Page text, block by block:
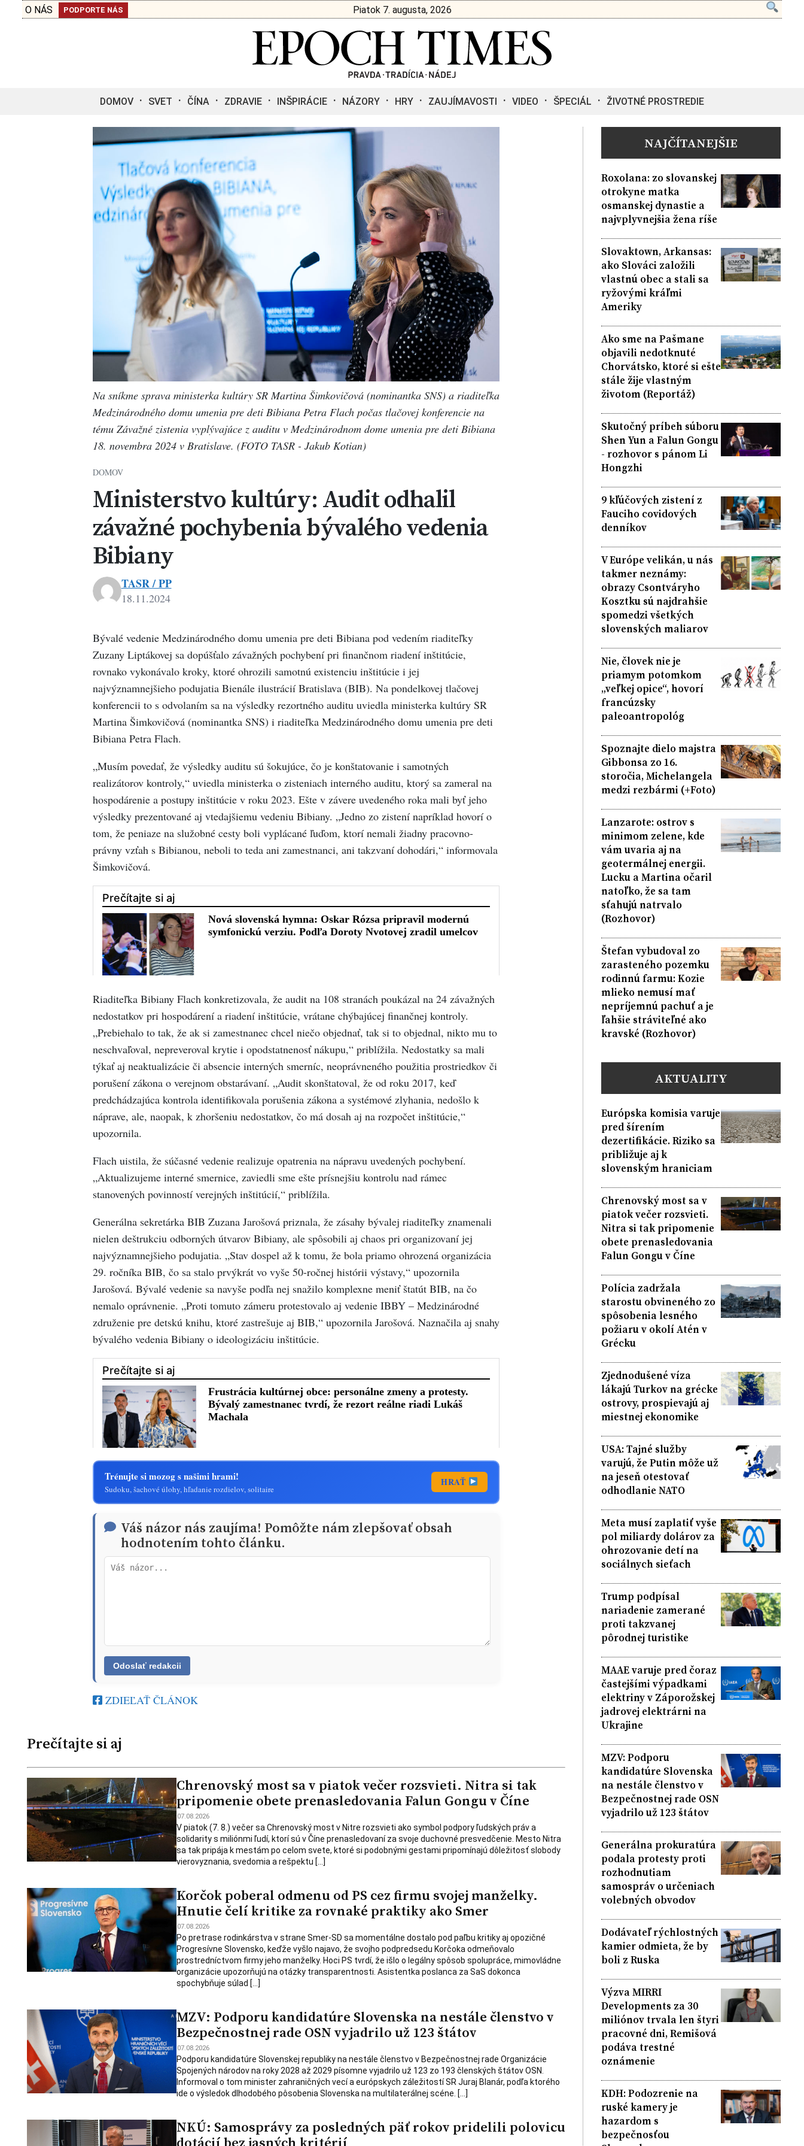
O NÁS PODPORTE NÁS Piatok 7. augusta, 2026
DOMOV SVET ČÍNA ZDRAVIE INŠPIRÁCIE NÁZORY HRY ZAUJÍMAVOSTI VIDEO ŠPECIÁL ŽIVOTNÉ PROSTREDIE
Na sníkme sprava ministerka kultúry SR Martina Šimkovičová (nominantka SNS) a riaditeľka
Medzinárodného domu umenia pre deti Bibiana Petra Flach počas tlačovej konferencie na
tému Závažné zistenia vyplývajúce z auditu v Medzinárodnom dome umenia pre deti Bibiana
18. novembra 2024 v Bratislave. (FOTO TASR - Jakub Kotian)
DOMOV
Ministerstvo kultúry: Audit odhalil
závažné pochybenia bývalého vedenia
Bibiany
TASR / PP
18.11.2024
Bývalé vedenie Medzinárodného domu umenia pre deti Bibiana pod vedením riaditeľky
Zuzany Liptákovej sa dopúšťalo závažných pochybení pri finančnom riadení inštitúcie,
rovnako vykonávalo kroky, ktoré ohrozili samotnú existenciu inštitúcie i jej
najvýznamnejšieho podujatia Bienále ilustrácií Bratislava (BIB). Na pondelkovej tlačovej
konferencii to s odvolaním sa na výsledky rezortného auditu uviedla ministerka kultúry SR
Martina Šimkovičová (nominantka SNS) i riaditeľka Medzinárodného domu umenia pre deti
Bibiana Petra Flach.
„Musím povedať, že výsledky auditu sú šokujúce, čo je konštatovanie i samotných
realizátorov kontroly,“ uviedla ministerka o zisteniach interného auditu, ktorý sa zameral na
hospodárenie a postupy inštitúcie v roku 2023. Ešte v závere uvedeného roka mali byť jeho
výsledky prezentované aj vtedajšiemu vedeniu Bibiany. „Jedno zo zistení napríklad hovorí o
tom, že peniaze na služobné cesty boli vyplácané ľuďom, ktorí nemali žiadny pracovno-
právny vzťah s Bibianou, neboli to teda ani zamestnanci, ani takzvaní dohodári,“ informovala
Šimkovičová.
Riaditeľka Bibiany Flach konkretizovala, že audit na 108 stranách poukázal na 24 závažných
nedostatkov pri hospodárení a riadení inštitúcie, vrátane chýbajúcej finančnej kontroly.
„Prebiehalo to tak, že ak si zamestnanec chcel niečo objednať, tak si to objednal, nikto mu to
neschvaľoval, nepreveroval krytie i opodstatnenosť nákupu,“ priblížila. Nedostatky sa mali
týkať aj neaktualizácie či absencie interných smerníc, neoprávneného použitia prostriedkov či
porušení zákona o verejnom obstarávaní. „Audit skonštatoval, že od roku 2017, keď
predchádzajúca kontrola identifikovala porušenia zákona a systémové zlyhania, nedošlo k
náprave, ale, naopak, k zhoršeniu nedostatkov, čo má dosah aj na rozpočet inštitúcie,“
upozornila.
Flach uistila, že súčasné vedenie realizuje opatrenia na nápravu uvedených pochybení.
„Aktualizujeme interné smernice, zaviedli sme ešte prísnejšiu kontrolu nad rámec
stanovených povinností verejných inštitúcií,“ priblížila.
Generálna sekretárka BIB Zuzana Jarošová priznala, že zásahy bývalej riaditeľky znamenali
nielen deštrukciu odborných útvarov Bibiany, ale spôsobili aj chaos pri organizovaní jej
najvýznamnejšieho podujatia. „Stav dospel až k tomu, že bola priamo ohrozená organizácia
29. ročníka BIB, čo sa stalo prvýkrát vo vyše 50-ročnej histórii výstavy,“ upozornila
Jarošová. Bývalé vedenie sa navyše podľa nej snažilo komplexne meniť štatút BIB, na čo
nemalo oprávnenie. „Proti tomuto zámeru protestovalo aj vedenie IBBY – Medzinárodné
združenie pre detskú knihu, ktoré zastrešuje aj BIB,“ upozornila Jarošová. Naznačila aj snahy
bývalého vedenia Bibiany o ideologizáciu inštitúcie.
Trénujte si mozog s našimi hrami!
Sudoku, šachové úlohy, hľadanie rozdielov, solitaire
HRAŤ
Váš názor nás zaujíma! Pomôžte nám zlepšovať obsah
hodnotením tohto článku.
ZDIEĽAŤ ČLÁNOK
Prečítajte si aj
Chrenovský most sa v piatok večer rozsvieti. Nitra si tak
pripomenie obete prenasledovania Falun Gongu v Číne
07.08.2026
V piatok (7. 8.) večer sa Chrenovský most v Nitre rozsvieti ako symbol podpory ľudských práv a
solidarity s miliónmi ľudí, ktorí sú v Číne prenasledovaní za svoje duchovné presvedčenie. Mesto Nitra
sa tak pripája k mestám po celom svete, ktoré si podobnými gestami pripomínajú dôležitosť slobody
vierovyznania, svedomia a rešpektu […]
Korčok poberal odmenu od PS cez firmu svojej manželky.
Hnutie čelí kritike za rovnaké praktiky ako Smer
07.08.2026
Po pretrase rodinkárstva v strane Smer-SD sa momentálne dostalo pod paľbu kritiky aj opozičné
Progresívne Slovensko, keďže vyšlo najavo, že svojho podpredsedu Korčoka odmeňovalo
prostredníctvom firmy jeho manželky. Hoci PS tvrdí, že išlo o legálny spôsob spolupráce, mimovládne
organizácie upozorňujú na otázky transparentnosti. Asistentka poslanca za SaS dokonca
spochybňuje súlad […]
MZV: Podporu kandidatúre Slovenska na nestále členstvo v
Bezpečnostnej rade OSN vyjadrilo už 123 štátov
07.08.2026
Podporu kandidatúre Slovenskej republiky na nestále členstvo v Bezpečnostnej rade Organizácie
Spojených národov na roky 2028 až 2029 písomne vyjadrilo už 123 zo 193 členských štátov OSN.
Informoval o tom minister zahraničných vecí a európskych záležitostí SR Juraj Blanár, podľa ktorého
ide o výsledok dlhodobého pôsobenia Slovenska na multilaterálnej scéne. […]
NKÚ: Samosprávy za posledných päť rokov pridelili polovicu
NAJČÍTANEJŠIE
Roxolana: zo slovanskej
otrokyne matka
osmanskej dynastie a
najvplyvnejšia žena ríše
Slovaktown, Arkansas:
ako Slováci založili
vlastnú obec a stali sa
ryžovými kráľmi
Ameriky
Ako sme na Pašmane
objavili nedotknuté
Chorvátsko, ktoré si ešte
stále žije vlastným
životom (Reportáž)
Skutočný príbeh súboru
Shen Yun a Falun Gongu
- rozhovor s pánom Li
Hongzhi
9 kľúčových zistení z
Fauciho covidových
denníkov
V Európe velikán, u nás
takmer neznámy:
obrazy Csontváryho
Kosztku sú najdrahšie
spomedzi všetkých
slovenských maliarov
Nie, človek nie je
priamym potomkom
„veľkej opice“, hovorí
francúzsky
paleoantropológ
Spoznajte dielo majstra
Gibbonsa zo 16.
storočia, Michelangela
medzi rezbármi (+Foto)
Lanzarote: ostrov s
minimom zelene, kde
vám uvaria aj na
geotermálnej energii.
Lucku a Martina očaril
natoľko, že sa tam
sťahujú natrvalo
(Rozhovor)
Štefan vybudoval zo
zarasteného pozemku
rodinnú farmu: Kozie
mlieko nemusí mať
nepríjemnú pachuť a je
ľahšie stráviteľné ako
kravské (Rozhovor)
AKTUALITY
Európska komisia varuje
pred šírením
dezertifikácie. Riziko sa
približuje aj k
slovenským hraniciam
Chrenovský most sa v
piatok večer rozsvieti.
Nitra si tak pripomenie
obete prenasledovania
Falun Gongu v Číne
Polícia zadržala
starostu obvineného zo
spôsobenia lesného
požiaru v okolí Atén v
Grécku
Zjednodušené víza
lákajú Turkov na grécke
ostrovy, prospievajú aj
miestnej ekonomike
USA: Tajné služby
varujú, že Putin môže už
na jeseň otestovať
odhodlanie NATO
Meta musí zaplatiť vyše
pol miliardy dolárov za
ohrozovanie detí na
sociálnych sieťach
Trump podpísal
nariadenie zamerané
proti takzvanej
pôrodnej turistike
MAAE varuje pred čoraz
častejšími výpadkami
elektriny v Záporožskej
jadrovej elektrárni na
Ukrajine
MZV: Podporu
kandidatúre Slovenska
na nestále členstvo v
Bezpečnostnej rade OSN
vyjadrilo už 123 štátov
Generálna prokuratúra
podala protesty proti
rozhodnutiam
samospráv o určeniach
volebných obvodov
Dodávateľ rýchlostných
kamier odmieta, že by
boli z Ruska
Výzva MIRRI
Developments za 30
miliónov trvala len štyri
pracovné dni, Remišová
podáva trestné
oznámenie
KDH: Podozrenie na
ruské kamery je
hazardom s
bezpečnosťou